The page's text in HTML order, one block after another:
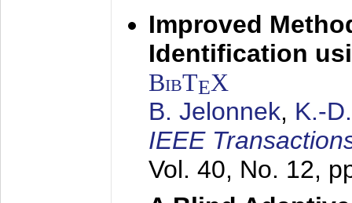
Improved
Identification
BibTEX
B. Jelonnek, K.-
IEEE
Vol. 40, No. 12,